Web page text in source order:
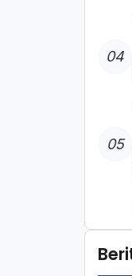
04
05